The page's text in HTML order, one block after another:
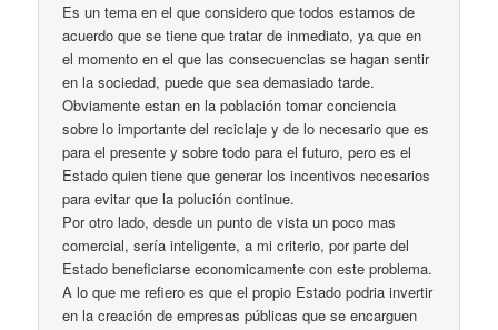
Es un tema en el que considero que todos estamos de
acuerdo que se tiene que tratar de inmediato, ya que en
el momento en el que las consecuencias se hagan sentir
en la sociedad, puede que sea demasiado tarde.
Obviamente estan en la población tomar conciencia
sobre lo importante del reciclaje y de lo necesario que es
para el presente y sobre todo para el futuro, pero es el
Estado quien tiene que generar los incentivos necesarios
para evitar que la polución continue.
Por otro lado, desde un punto de vista un poco mas
comercial, sería inteligente, a mi criterio, por parte del
Estado beneficiarse economicamente con este problema.
A lo que me refiero es que el propio Estado podria invertir
en la creación de empresas públicas que se encarguen